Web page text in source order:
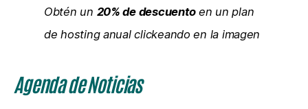
Obtén un 20% de descuentoen un plan
de hosting anual clickeando en la imagen
Agenda de Noticias